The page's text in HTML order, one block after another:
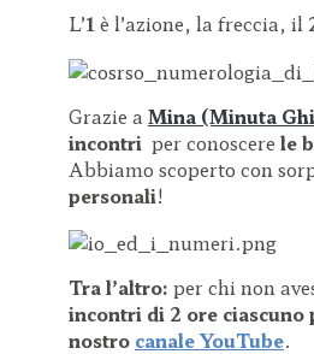
L’1è l’azione, la freccia, il
Grazie a Mina (Minuta
incontri per conoscere le
Abbiamo scoperto con
personali!
Tra l’altro: per chi non
incontri di 2 ore ciascuno
nostro canale YouTube.